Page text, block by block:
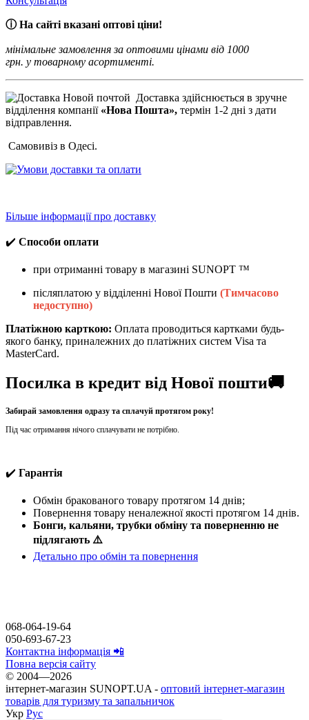
ⓘ На сайті вказані оптові ціни!
мінімальне замовлення за оптовими цінами від 1000
грн. у товарному асортименті.
Доставка здійснюється в зручне
відділення компанії«Нова Пошта», термін 1-2 дні з дати
відправлення.
Самовивіз в Одесі.
Більше інформації про доставку
✔️ Способи оплати
при отриманні товару в магазині SUNOPT ™
післяплатою у відділенні Нової Пошти (Тимчасово
недоступно)
Платіжною карткою: Оплата проводиться картками будь-
якого банку, приналежних до платіжних систем Visa та
MasterCard.
Посилка в кредит від Нової пошти🚚
Забирай замовлення одразу та сплачуй протягом року!
Під час отримання нічого сплачувати не потрібно.
✔️ Гарантія
Обмін бракованого товару протягом 14 днів;
Повернення товару неналежної якості протягом 14 днів.
Бонги, кальяни, трубки обміну та поверненню не
підлягають ⚠️
Детально про обмін та повернення
068-064-19-64
050-693-67-23
Контактна інформація 📲
Повна версія сайту
© 2004—2026
інтернет-магазин SUNOPT.UA - оптовий інтернет-магазин
товарів для туризму та запальничок
Укр Рус